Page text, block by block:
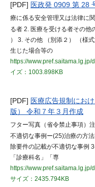
[PDF] 医政発 0909 第 28
療に係る安全管理又は法律に
る者 2. 医療を受ける者その他
） 3. その他 （別添２） （様
生じた場合等の
https://
イズ：1003.898KB
[PDF] 医療広告規制にお
版） 令和７年３月作成
フター写真（省令禁止事項）
不適切な事例ー(25)治療の方
除要件の記載が不適切な事例
「診療科名」「専
https://
サイズ：2435.794KB